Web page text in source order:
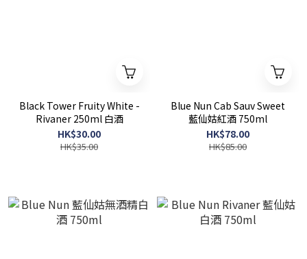
Black Tower Fruity White -
Rivaner 250ml 白酒
HK$30.00
HK$35.00
Blue Nun Cab Sauv Sweet
藍仙姑紅酒 750ml
HK$78.00
HK$85.00